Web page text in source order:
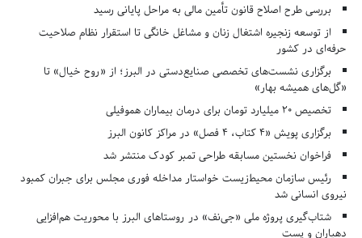
بررسی طرح اصلاح قانون تأمین مالی به مراحل پایانی رسید
از توسعه زنجیره اشتغال زنان و مشاغل خانگی تا استقرار نظام صلاحیت
حرفه‌ای در کشور
برگزاری نشست‌های تخصصی صنایع‌دستی در البرز؛ از «روح خیال» تا
«گل‌های همیشه بهار»
تخصیص ۲۰ میلیارد تومان برای درمان بیماران هموفیلی
برگزاری پویش «۴ کتاب، ۴ فصل» در مراکز کانون البرز
فراخوان نخستین مسابقه طراحی تمبر کودک منتشر شد
رئیس سازمان محیط‌زیست خواستار مداخله فوری مجلس برای جبران کمبود
نیروی انسانی شد
شتاب‌گیری پروژه ملی «جی‌نف» در روستاهای البرز با محوریت هم‌افزایی
دهیاران و پست